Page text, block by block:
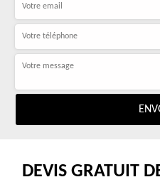
DEVIS GRATUIT